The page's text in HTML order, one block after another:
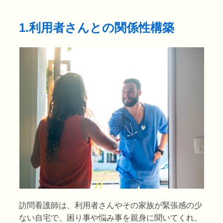
1.利用者さんとの関係性構築
訪問看護師は、利用者さんやその家族が緊張感の少
ない自宅で、困り事や悩み事を親身に聞いてくれ、